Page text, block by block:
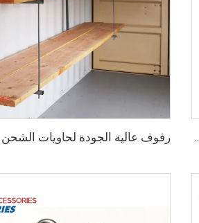
مم حتى 260 مم بسعة تحمل 12000 كجم